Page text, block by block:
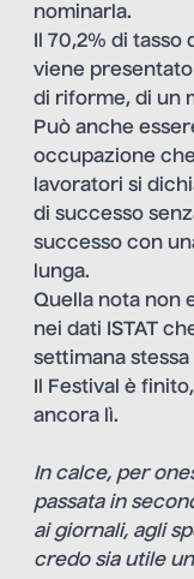
nominarla.
Il 70,2% di
viene
di riforme, di un
Può anche
occupazione
lavoratori si
di successo
successo con
lunga.
Quella nota non
nei dati ISTAT
settimana stessa
Il Festival è
ancora lì.
In calce, per
passata in
ai giornali, agli
credo sia utile